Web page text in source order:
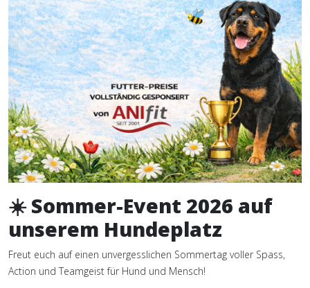
☀️ Sommer-Event 2026 auf
unserem Hundeplatz
Freut euch auf einen unvergesslichen Sommertag voller Spass,
Action und Teamgeist für Hund und Mensch!